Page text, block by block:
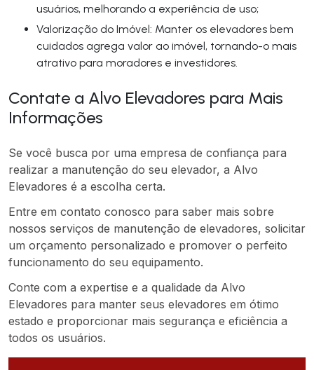
usuários, melhorando a experiência de uso;
Valorização do Imóvel: Manter os elevadores bem
cuidados agrega valor ao imóvel, tornando-o mais
atrativo para moradores e investidores.
Contate a Alvo Elevadores para Mais
Informações
Se você busca por uma empresa de confiança para
realizar a manutenção do seu elevador, a Alvo
Elevadores é a escolha certa.
Entre em contato conosco para saber mais sobre
nossos serviços de manutenção de elevadores, solicitar
um orçamento personalizado e promover o perfeito
funcionamento do seu equipamento.
Conte com a expertise e a qualidade da Alvo
Elevadores para manter seus elevadores em ótimo
estado e proporcionar mais segurança e eficiência a
todos os usuários.